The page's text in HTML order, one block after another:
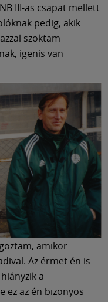
III-as csapat mellett
pedig, akik
szoktam
igenis van
amikor
Az érmet én is
a
ez az én bizonyos